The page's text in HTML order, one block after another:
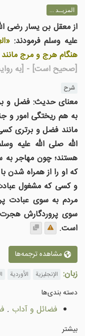
المزيــد ...
از معقل بن یسار رضی
علیه وسلم فرمودند:
هنگام هرج و مرج
[صحیح است] - [به
شرح
معنای حدیث: فضل و
به هم ریختگی امور و
مانند فضل و برتری
الله صلی الله علیه
هستند؛ چون مهاجر
که او را از همراه شدن
و کسی که مشغول
مردم به سوی عبادت
سوی پروردگارش
است.
مشاهده ترجمه‌ها
زبان: الإنجليزية الأوردية
دسته بندى‌ها
فضائل و آداب .
بیشتر